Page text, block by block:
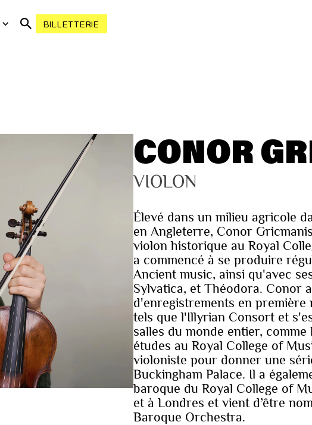
BILLETTERIE
CONOR
VIOLON
Élevé dans un milieu agricole
en Angleterre, Conor
violon historique au Royal
a commencé à se produire
Ancient music, ainsi qu'avec
Sylvatica, et Théodora. Conor
d'enregistrements en première
tels que l'Illyrian Consort et
salles du monde entier,
études au Royal College of
violoniste pour donner une
Buckingham Palace. Il a
baroque du Royal College of
et à Londres et vient d’être
Baroque Orchestra.